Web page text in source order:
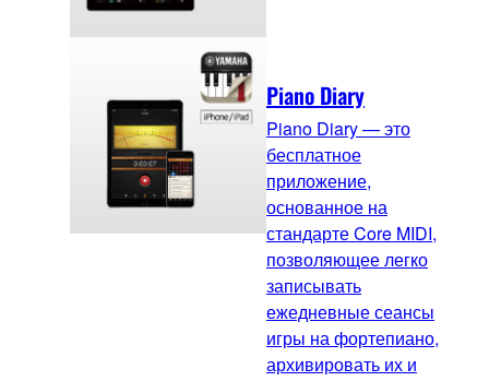
Piano Diary
Piano Diary — это
бесплатное
приложение,
основанное на
стандарте Core MIDI,
позволяющее легко
записывать
ежедневные сеансы
игры на фортепиано,
архивировать их и